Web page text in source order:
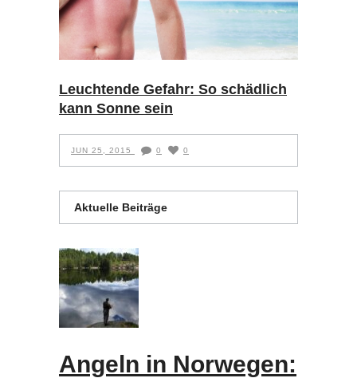
Leuchtende Gefahr: So schädlich
kann Sonne sein
JUN 25, 2015 0 0
Aktuelle Beiträge
Angeln in Norwegen: